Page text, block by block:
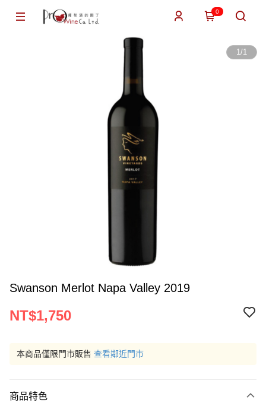
0
1/1
Swanson Merlot Napa Valley 2019
NT$1,750
本商品僅限門市販售 查看鄰近門市
商品特色